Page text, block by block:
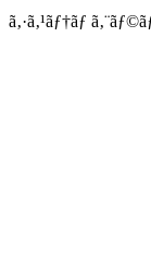
ã‚·ã‚¹ãƒ†ãƒ